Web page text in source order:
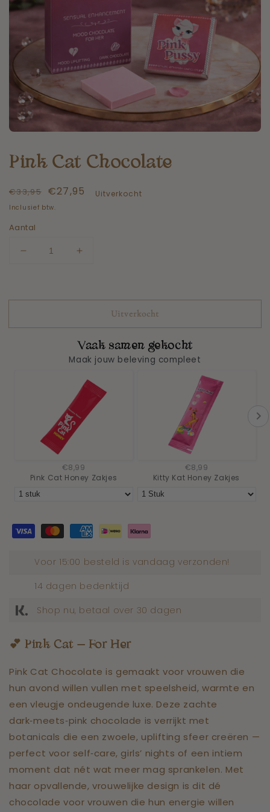
Pink Cat Chocolate
Normale
prijs
€33,95 Aanbiedingsprijs
€27,95 Uitverkocht
Inclusief btw.
Aantal
Aantal
Aantal
ChocolateUitverkocht
Vaak samen gekocht
Maak jouw beleving compleet
€8,99
Pink Cat Honey Zakjes
€8,99
Kitty Kat Honey Zakjes
Voor 15:00 besteld is vandaag verzonden!
14 dagen bedenktijd
Shop nu, betaal over 30 dagen
💕Pink Cat — For Her
Pink Cat Chocolate is gemaakt voor vrouwen die
hun avond willen vullen met speelsheid, warmte en
een vleugje ondeugende luxe. Deze zachte
dark‑meets‑pink chocolade is verrijkt met
botanicals die een zwoele, uplifting sfeer creëren —
perfect voor self‑care, girls’ nights of een intiem
moment dat nét wat meer mag sprankelen. Met
haar opvallende, vrouwelijke design is dit dé
chocolade voor vrouwen die hun energie willen